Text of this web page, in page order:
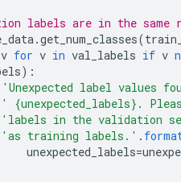
labels are in the same
.get_num_classes(
v for v in val_labels if v
) :
'Unexpected label values
' {unexpected_labels}.
'labels in the validation
'as training labels.' .
unexpected_labels=